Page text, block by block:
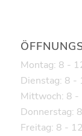
Montag: 8 -
Dienstag: 8 -
Mittwoch: 8 -
Donnerstag:
Freitag: 8 -